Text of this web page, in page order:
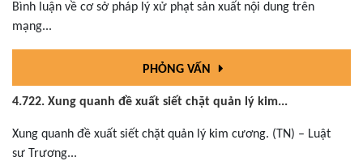
Bình luận về cơ sở pháp lý xử phạt sản xuất nội dung trên
mạng...
PHỎNG VẤN
4.722. Xung quanh đề xuất siết chặt quản lý kim...
Xung quanh đề xuất siết chặt quản lý kim cương. (TN) – Luật
sư Trương...